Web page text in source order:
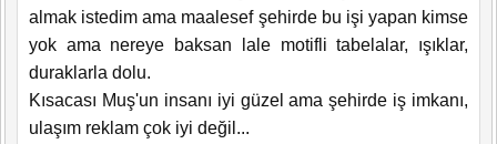
almak istedim ama maalesef şehirde bu işi yapan kimse
yok ama nereye baksan lale motifli tabelalar, ışıklar,
duraklarla dolu.
Kısacası Muş'un insanı iyi güzel ama şehirde iş imkanı,
ulaşım reklam çok iyi değil...